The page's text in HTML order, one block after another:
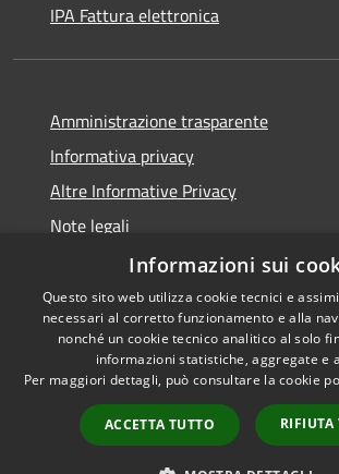
IPA Fattura elettronica
Amministrazione trasparente
Informativa privacy
Altre Informative Privacy
Note legali
Dichiarazione di accessibilità
RSS
Accessibilità
Copyright
Informazioni sui
Questo sito web utilizza cookie tecnici e
necessari al corretto funzionamento e alla
nonché un cookie tecnico analitico al solo
informazioni statistiche, aggregate e
Per maggiori dettagli, può consultare la cookie
ACCETTA TUTTO RIFIUTA